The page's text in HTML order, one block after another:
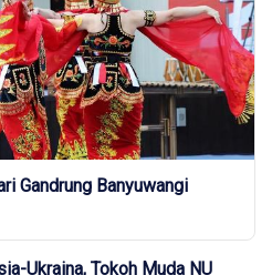
Gandrung Banyuwangi
Ukraina, Tokoh Muda NU